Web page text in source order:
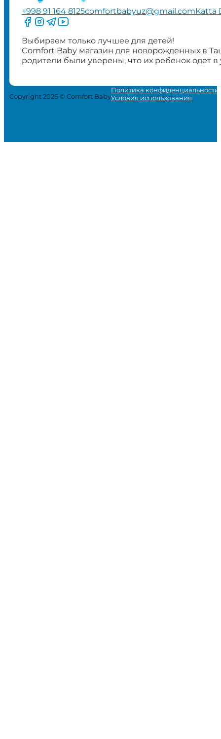
+998 91 164 8125comfortbabyuz@gmail.comKatta
Следите за нами на Facebook
Следите за нами в Instagram
Следите за нами в Telegram
Следите за нами в YouTube
Выбираем только лучшее для детей!
Comfort Baby магазин для новорожденных в
родители были уверены, что их ребенок одет
Copyright 2026 © Comfort Baby
Политика конфиденциальности
Условия использования